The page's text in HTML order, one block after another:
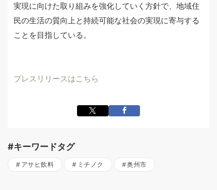
実現に向けた取り組みを強化していく方針で、地域住
民の生活の質向上と持続可能な社会の実現に寄与する
ことを目指している。
プレスリリースはこちら
#キーワードタグ
アサヒ飲料 ミチノク 奥州市